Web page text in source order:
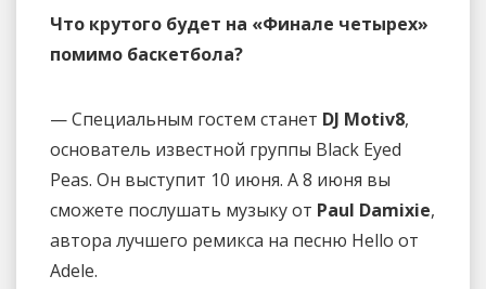
Что крутого будет на «Финале четырех»
помимо баскетбола?
— Специальным гостем станет DJ Motiv8,
основатель известной группы Black Eyed
Peas. Он выступит 10 июня. А 8 июня вы
сможете послушать музыку от Paul Damixie,
автора лучшего ремикса на песню Hello от
Adele.